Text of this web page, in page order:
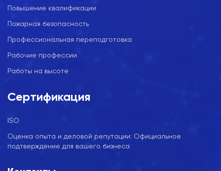
Повышение квалификации
Пожарная безопасность
Профессиональная переподготовка
Рабочие профессии
Работы на высоте
Сертификация
ISO
Оценка опыта и деловой репутации: Официальное
подтверждение для вашего бизнеса